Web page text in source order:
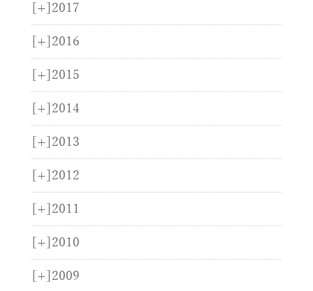
[+] 2017
[+] 2016
[+] 2015
[+] 2014
[+] 2013
[+] 2012
[+] 2011
[+] 2010
[+] 2009